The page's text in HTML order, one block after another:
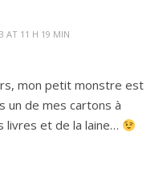
AT 11 H 19 MIN
mon petit monstre est
un de mes cartons à
livres et de la laine…